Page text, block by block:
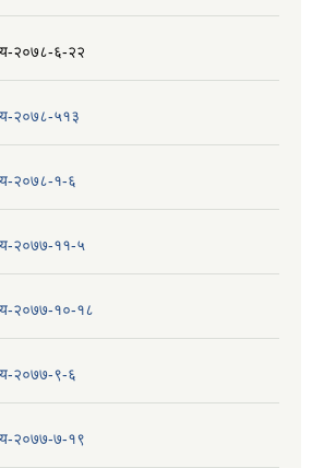
२०७८-६-२२
२०७८-५१३
२०७८-१-६
२०७७-११-५
२०७७-१०-१८
२०७७-९-६
२०७७-७-१९